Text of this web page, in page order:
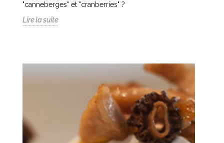
"canneberges" et "cranberries" ?
Lire la suite